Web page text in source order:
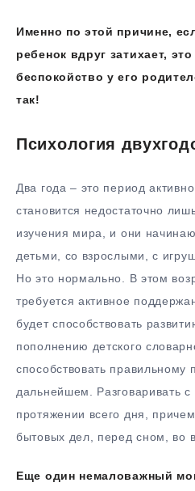
Именно по этой причине,
ребенок вдруг затихает,
беспокойство у его
так!
Психология
Два года – это период
становится недостаточно
изучения мира, и они
детьми, со взрослыми, с
Но это нормально. В этом
требуется активное
будет способствовать
пополнению детского
способствовать правильному
дальнейшем. Разговаривать
протяжении всего дня,
бытовых дел, перед сном, во
Еще один немаловажный